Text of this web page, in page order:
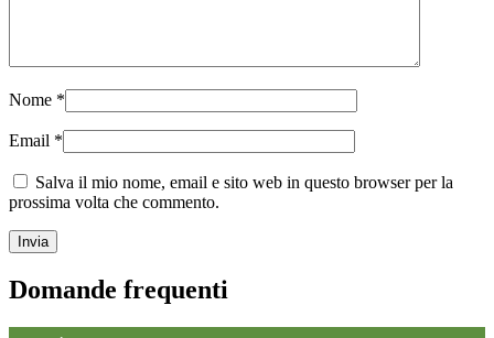
Bottiglie di vino e bottiglie di
champagne(83)
Nome *
Email *
Salva il mio nome, email e sito web in questo browser per la
prossima volta che commento.
Domande frequenti